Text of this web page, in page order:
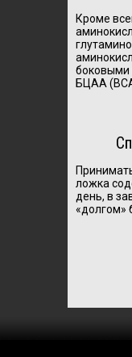
Кроме
боковыми
БЦАА
ложка
день, в
«долгом»